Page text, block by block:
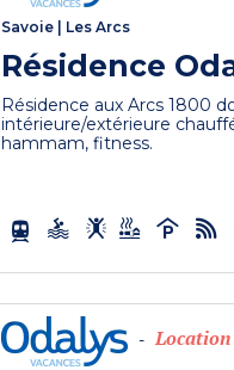
Savoie Les Arcs
Résidence
Résidence aux Arcs 1800
intérieure/extérieure
hammam, fitness.
- Location